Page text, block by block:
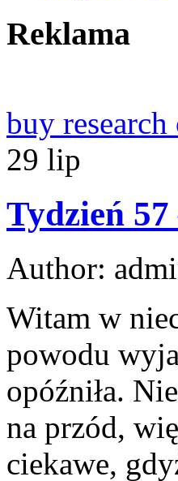
Reklama
buy
29 lip
Tydzień
Author:
Witam w
powodu
opóźniła.
na przód,
ciekawe,